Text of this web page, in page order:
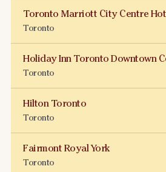
Toronto Marriott City Centre
Toronto
Holiday Inn Toronto Downtown
Toronto
Hilton Toronto
Toronto
Fairmont Royal York
Toronto